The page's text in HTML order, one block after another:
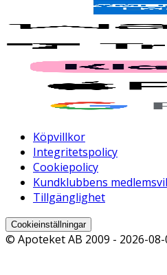
Köpvillkor
Integritetspolicy
Cookiepolicy
Kundklubbens
Tillgänglighet
Cookieinställningar
© Apoteket AB 2009 - 2026-08-